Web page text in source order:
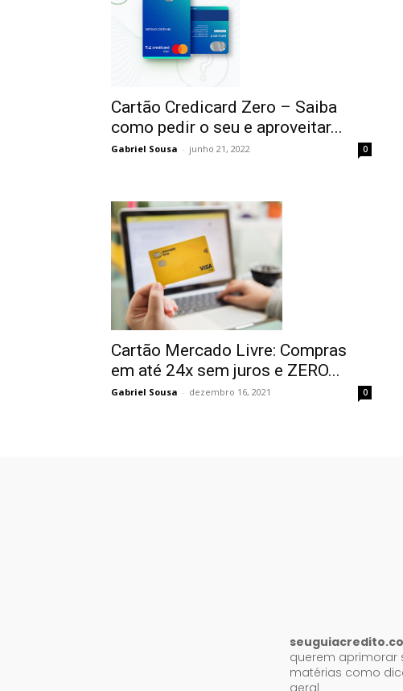
Cartão Credicard Zero – Saiba
como pedir o seu e aproveitar...
Gabriel Sousa - junho 21, 2022 0
Cartão Mercado Livre: Compras
em até 24x sem juros e ZERO...
Gabriel Sousa - dezembro 16, 2021 0
querem aprimorar
matérias como
geral